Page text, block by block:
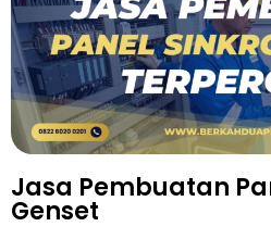
Jasa Pembuatan
Genset